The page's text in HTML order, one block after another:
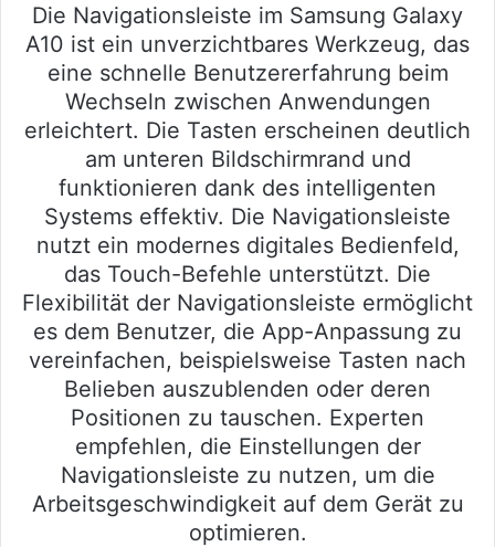
Die Navigationsleiste im Samsung Galaxy
A10 ist ein unverzichtbares Werkzeug, das
eine schnelle Benutzererfahrung beim
Wechseln zwischen Anwendungen
erleichtert. Die Tasten erscheinen deutlich
am unteren Bildschirmrand und
funktionieren dank des intelligenten
Systems effektiv. Die Navigationsleiste
nutzt ein modernes digitales Bedienfeld,
das Touch-Befehle unterstützt. Die
Flexibilität der Navigationsleiste ermöglicht
es dem Benutzer, die App-Anpassung zu
vereinfachen, beispielsweise Tasten nach
Belieben auszublenden oder deren
Positionen zu tauschen. Experten
empfehlen, die Einstellungen der
Navigationsleiste zu nutzen, um die
Arbeitsgeschwindigkeit auf dem Gerät zu
optimieren.